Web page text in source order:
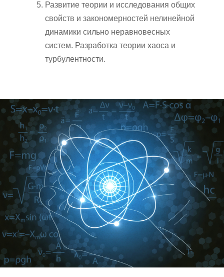
Развитие теории и исследования общих
свойств и закономерностей нелинейной
динамики сильно неравновесных
систем. Разработка теории хаоса и
турбулентности.